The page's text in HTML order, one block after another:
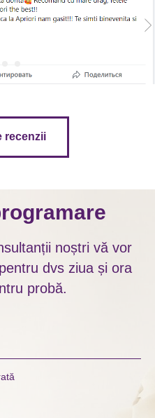
recenzii
noștri vă vor
dvs ziua și ora
probă.